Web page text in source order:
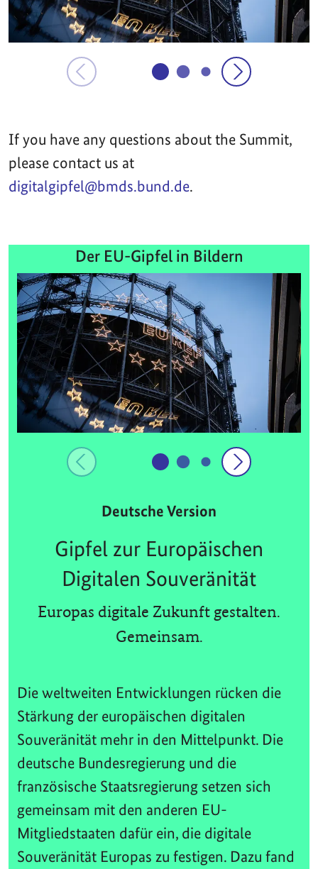
If you have any questions about the Summit,
please contact us at
digitalgipfel@bmds.bund.de.
Der EU-Gipfel in Bildern
Deutsche Version
Gipfel zur Europäischen
Digitalen Souveränität
Europas digitale Zukunft gestalten.
Gemeinsam.
Die weltweiten Entwicklungen rücken die
Stärkung der europäischen digitalen
Souveränität mehr in den Mittelpunkt. Die
deutsche Bundesregierung und die
französische Staatsregierung setzen sich
gemeinsam mit den anderen EU-
Mitgliedstaaten dafür ein, die digitale
Souveränität Europas zu festigen. Dazu fand